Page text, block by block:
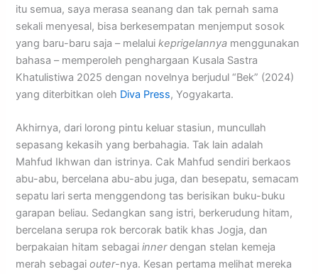
itu semua, saya merasa seanang dan tak pernah sama
sekali menyesal, bisa berkesempatan menjemput sosok
yang baru-baru saja – melaluikeprigelannya menggunakan
bahasa – memperoleh penghargaan Kusala Sastra
Khatulistiwa 2025 dengan novelnya berjudul “Bek” (2024)
yang diterbitkan oleh Diva Press, Yogyakarta.
Akhirnya, dari lorong pintu keluar stasiun, muncullah
sepasang kekasih yang berbahagia. Tak lain adalah
Mahfud Ikhwan dan istrinya. Cak Mahfud sendiri berkaos
abu-abu, bercelana abu-abu juga, dan besepatu, semacam
sepatu lari serta menggendong tas berisikan buku-buku
garapan beliau. Sedangkan sang istri, berkerudung hitam,
bercelana serupa rok bercorak batik khas Jogja, dan
berpakaian hitam sebagaiinnerdengan stelan kemeja
merah sebagaiouter-nya. Kesan pertama melihat mereka